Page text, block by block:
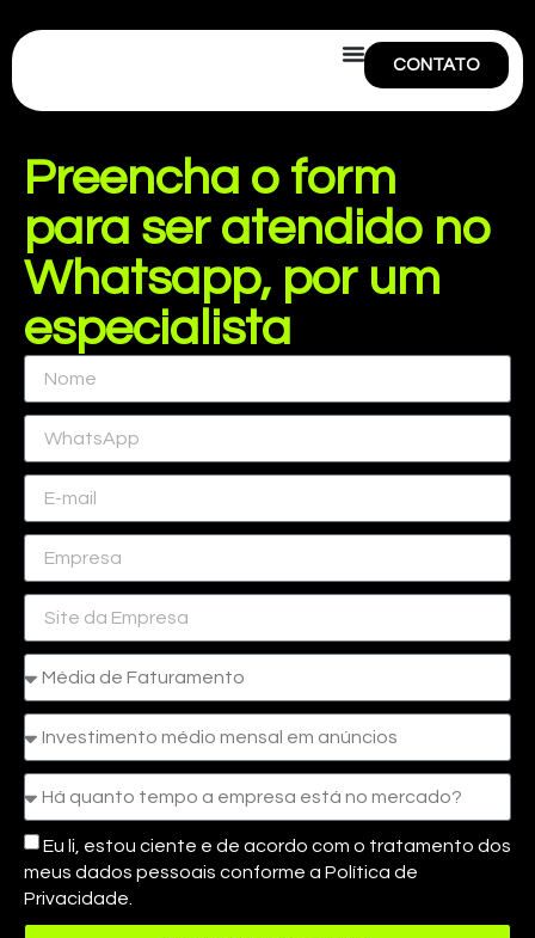
CONTATO
Preencha o form
para ser atendido no
Whatsapp, por um
especialista
Eu li, estou ciente e de acordo com o tratamento dos
meus dados pessoais conforme a Política de
Privacidade.